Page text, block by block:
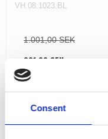
Consent
VH.08.1023.BL
1.001,00 SEK
801,00 SEK